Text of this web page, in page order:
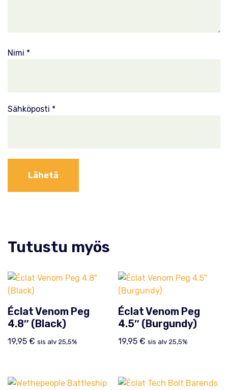
Nimi *
Sähköposti *
Tutustu myös
Éclat Venom Peg
4.8″ (Black)
19,95 € sis alv 25,5%
Éclat Venom Peg
4.5″ (Burgundy)
19,95€ sis alv 25,5%